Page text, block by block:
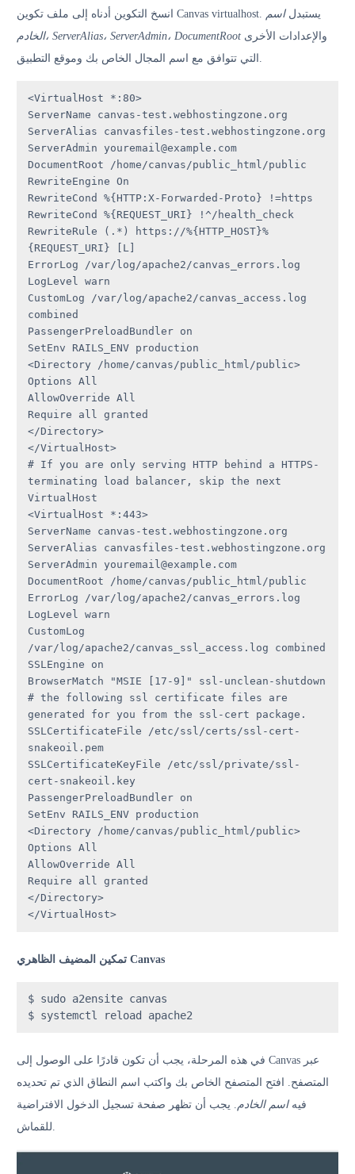
انسخ التكوين أدناه إلى ملف تكوين Canvas virtualhost. يستبدلاسم
الخادم، ServerAlias، ServerAdmin، DocumentRoot
التي تتوافق مع اسم المجال الخاص بك وموقع التطبيق.
<VirtualHost *:80>
ServerName canvas-test.webhostingzone.org
ServerAlias canvasfiles-test.webhostingzone.org
ServerAdmin youremail@example.com
DocumentRoot /home/canvas/public_html/public
RewriteEngine On
RewriteCond %{HTTP:X-Forwarded-Proto} !=https
RewriteCond %{REQUEST_URI} !^/health_check
RewriteRule (.*) https://%{HTTP_HOST}%
{REQUEST_URI} [L]
ErrorLog /var/log/apache2/canvas_errors.log
LogLevel warn
CustomLog /var/log/apache2/canvas_access.log
combined
PassengerPreloadBundler on
SetEnv RAILS_ENV production
<Directory /home/canvas/public_html/public>
Options All
AllowOverride All
Require all granted
</Directory>
</VirtualHost>
# If you are only serving HTTP behind a HTTPS-
terminating load balancer, skip the next
VirtualHost
<VirtualHost *:443>
ServerName canvas-test.webhostingzone.org
ServerAlias canvasfiles-test.webhostingzone.org
ServerAdmin youremail@example.com
DocumentRoot /home/canvas/public_html/public
ErrorLog /var/log/apache2/canvas_errors.log
LogLevel warn
CustomLog
/var/log/apache2/canvas_ssl_access.log combined
SSLEngine on
BrowserMatch "MSIE [17-9]" ssl-unclean-shutdown
# the following ssl certificate files are
generated for you from the ssl-cert package.
SSLCertificateFile /etc/ssl/certs/ssl-cert-
snakeoil.pem
SSLCertificateKeyFile /etc/ssl/private/ssl-
cert-snakeoil.key
PassengerPreloadBundler on
SetEnv RAILS_ENV production
<Directory /home/canvas/public_html/public>
Options All
AllowOverride All
Require all granted
</Directory>
</VirtualHost>
تمكين المضيف الظاهري Canvas
$ sudo a2ensite canvas
$ systemctl reload apache2
في هذه المرحلة، يجب أن تكون قادرًا على الوصول إلى Canvas عبر
المتصفح. افتح المتصفح الخاص بك واكتب اسم النطاق الذي تم تحديده
فيهاسم الخادم . يجب أن تظهر صفحة تسجيل الدخول الافتراضية